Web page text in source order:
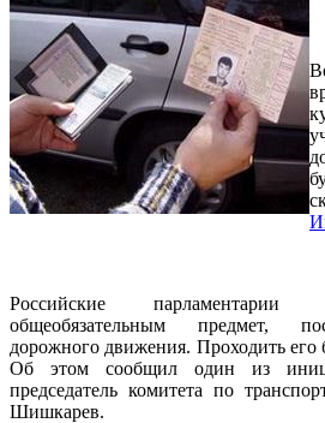
Российские парламентарии
общеобязательным предмет,
дорожного движения. Проходить его
Об этом сообщил один из
председатель комитета по
Шишкарев.